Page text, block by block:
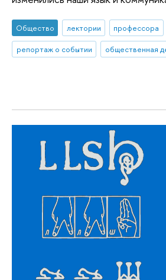
Общество лектории профессора
репортаж о событии
общественная